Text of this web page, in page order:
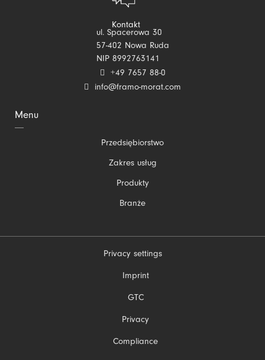
Menu
Przedsiębiorstwo
Zakres usług
Produkty
Branże
Kontakt
ul. Spacerowa 30
57-402 Nowa Ruda
NIP 8992763141
+49 7657 88-0
info@framo-morat.com
Privacy settings
PomińImprint
GTC
Privacy
Compliance